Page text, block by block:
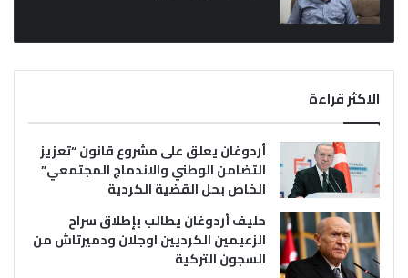
الاكثر قراءة
أردوغان يعلق على مشروع قانون “تعزيز
التضامن الوطني والاندماج المجتمعي”
الخاص بحل القضية الكردية
حليف أردوغان يطالب بإطلاق سراح
الزعيمين الكرديين اوجلان ودميرتاش من
السجون التركية